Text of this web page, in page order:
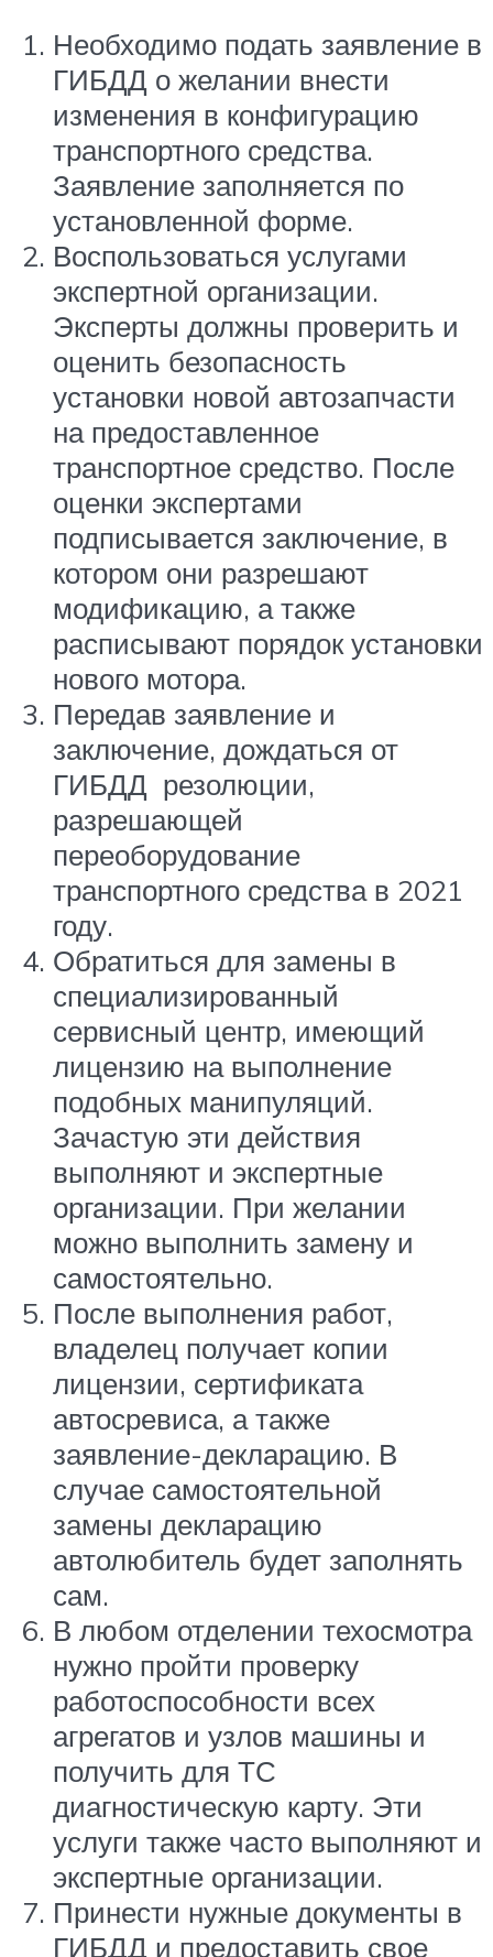
Необходимо подать заявление в
ГИБДД о желании внести
изменения в конфигурацию
транспортного средства.
Заявление заполняется по
установленной форме.
Воспользоваться услугами
экспертной организации.
Эксперты должны проверить и
оценить безопасность
установки новой автозапчасти
на предоставленное
транспортное средство. После
оценки экспертами
подписывается заключение, в
котором они разрешают
модификацию, а также
расписывают порядок установки
нового мотора.
Передав заявление и
заключение, дождаться от
ГИБДД резолюции,
разрешающей
переоборудование
транспортного средства в 2021
году.
Обратиться для замены в
специализированный
сервисный центр, имеющий
лицензию на выполнение
подобных манипуляций.
Зачастую эти действия
выполняют и экспертные
организации. При желании
можно выполнить замену и
самостоятельно.
После выполнения работ,
владелец получает копии
лицензии, сертификата
автосревиса, а также
заявление-декларацию. В
случае самостоятельной
замены декларацию
автолюбитель будет заполнять
сам.
В любом отделении техосмотра
нужно пройти проверку
работоспособности всех
агрегатов и узлов машины и
получить для ТС
диагностическую карту. Эти
услуги также часто выполняют и
экспертные организации.
Принести нужные документы в
ГИБДД и предоставить свое